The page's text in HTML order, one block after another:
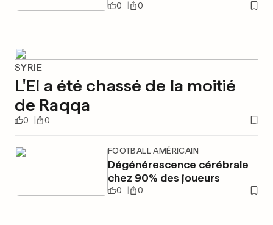
0 0
SYRIE
L'EI a été chassé de la moitié
de Raqqa
0 0
FOOTBALL AMÉRICAIN
Dégénérescence cérébrale
chez 90% des joueurs
0 0